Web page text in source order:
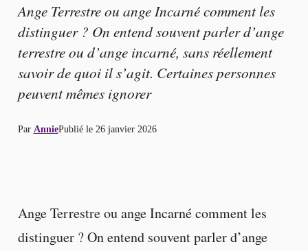
Ange Terrestre ou ange Incarné comment les
distinguer ? On entend souvent parler d’ange
terrestre ou d’ange incarné, sans réellement
savoir de quoi il s’agit. Certaines personnes
peuvent mêmes ignorer
Par AnniePublié le 26 janvier 2026
Ange Terrestre ou ange Incarné comment les
distinguer ? On entend souvent parler d’ange